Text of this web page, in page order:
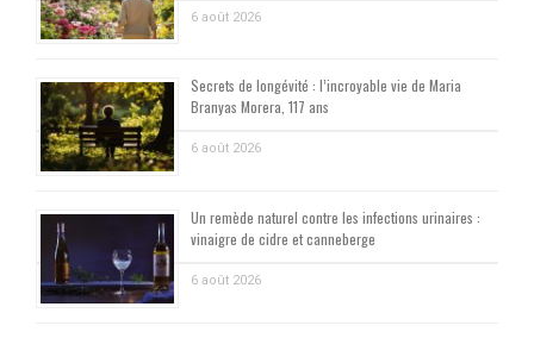
6 août 2026
Secrets de longévité : l’incroyable vie de Maria
Branyas Morera, 117 ans
6 août 2026
Un remède naturel contre les infections urinaires :
vinaigre de cidre et canneberge
6 août 2026